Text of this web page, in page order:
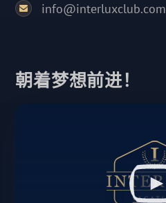
info@interluxclub.com
朝着梦想前进！